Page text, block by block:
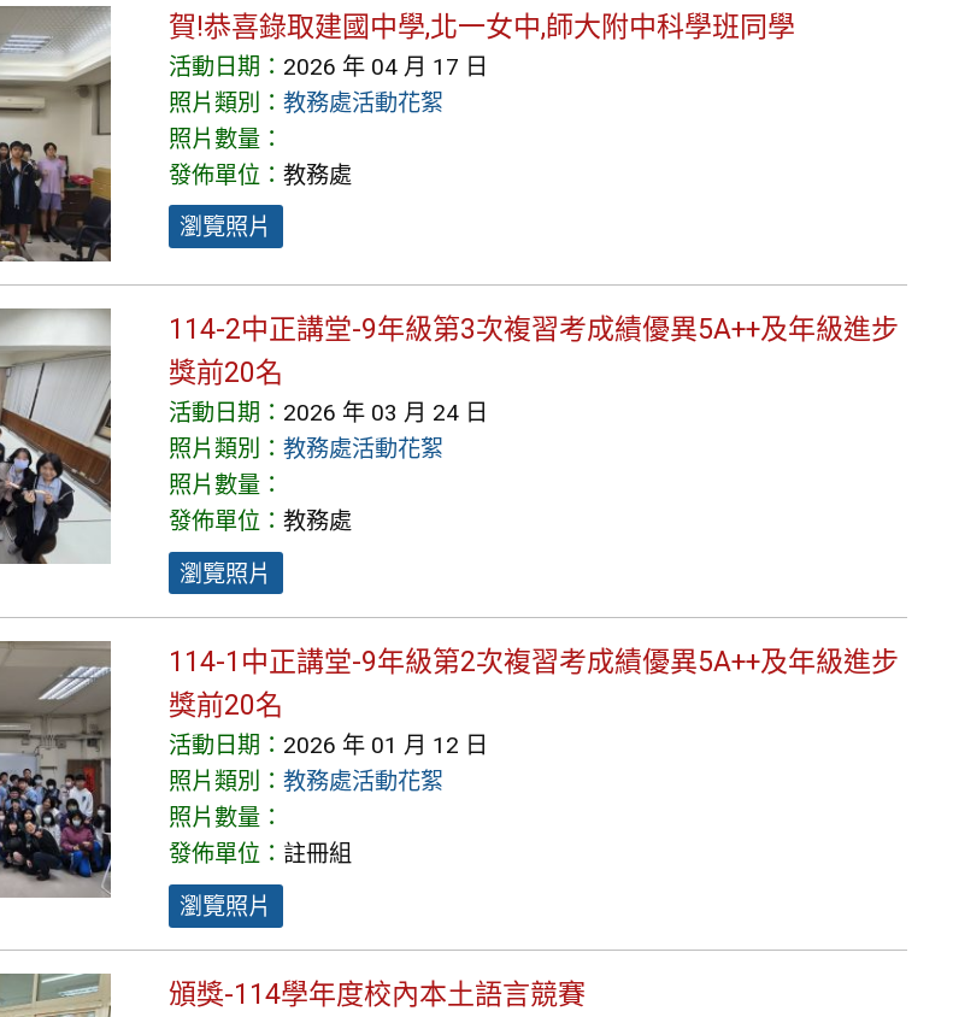
賀!恭喜錄取建國中學,北一女中,師大附中科學班同學
活動日期： 2026 年 04 月 17 日
照片類別： 教務處活動花絮
照片數量：
發佈單位： 教務處
瀏覽照片
114-2中正講堂-9年級第3次複習考成績優異5A++及年級進步
獎前20名
活動日期： 2026 年 03 月 24 日
照片類別： 教務處活動花絮
照片數量：
發佈單位： 教務處
瀏覽照片
114-1中正講堂-9年級第2次複習考成績優異5A++及年級進步
獎前20名
活動日期： 2026 年 01 月 12 日
照片類別： 教務處活動花絮
照片數量：
發佈單位： 註冊組
瀏覽照片
頒獎-114學年度校內本土語言競賽